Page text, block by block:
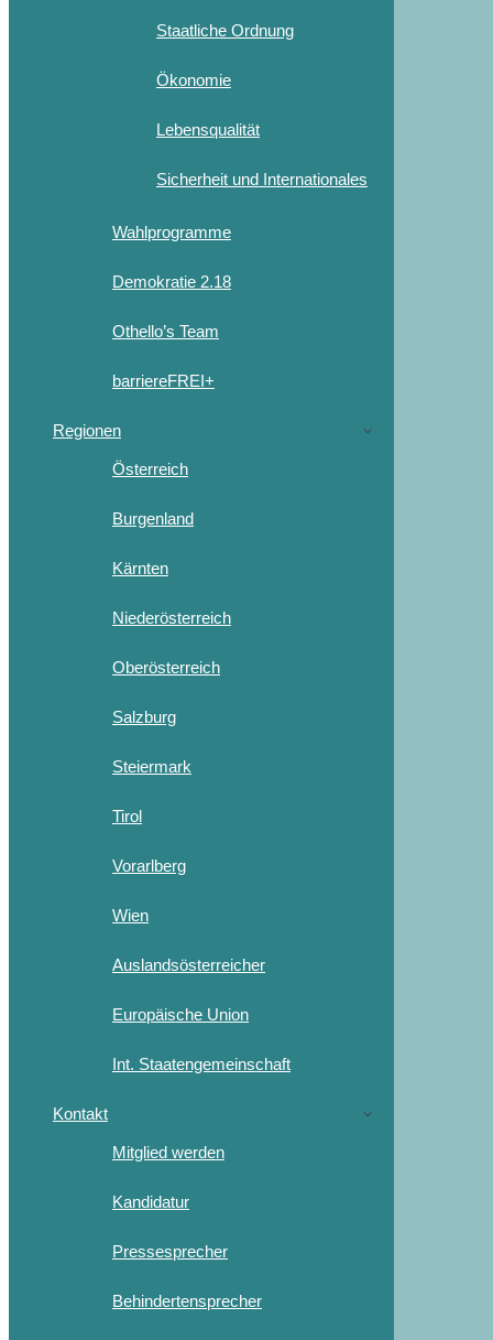
Staatliche Ordnung
Ökonomie
Lebensqualität
Sicherheit und Internationales
Wahlprogramme
Demokratie 2.18
Othello’s Team
barriereFREI+
Regionen
Österreich
Burgenland
Kärnten
Niederösterreich
Oberösterreich
Salzburg
Steiermark
Tirol
Vorarlberg
Wien
Auslandsösterreicher
Europäische Union
Int. Staatengemeinschaft
Kontakt
Mitglied werden
Kandidatur
Pressesprecher
Behindertensprecher